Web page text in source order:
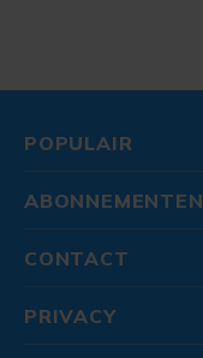
POPULAIR
ABONNEMENTEN
CONTACT
PRIVACY